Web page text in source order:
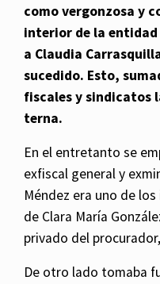
como vergonzosa y
interior de la
a Claudia
sucedido. Esto,
fiscales y sindicatos
terna.
En el entretanto se
exfiscal general y
Méndez era uno de
de Clara María
privado del
De otro lado tomaba